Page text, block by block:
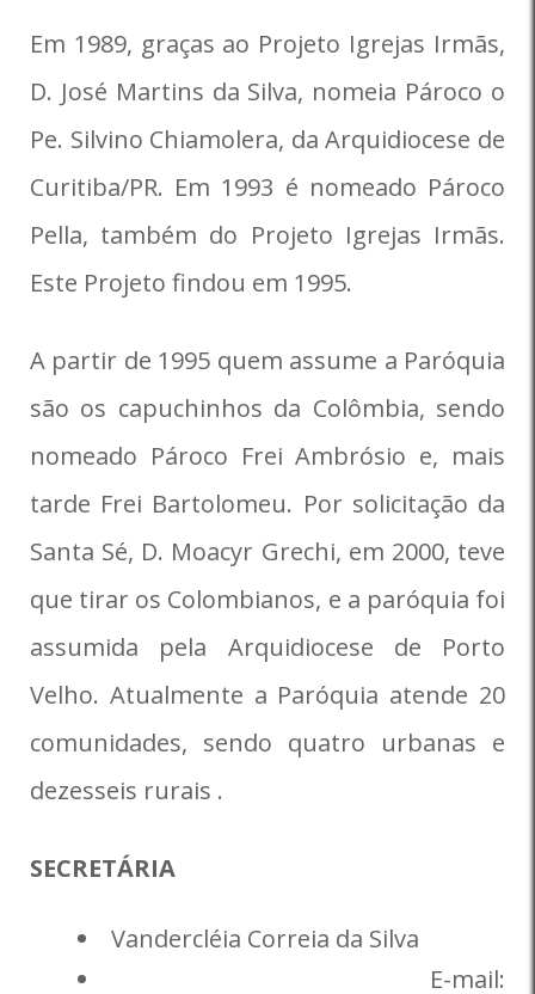
Em 1989, graças ao Projeto Igrejas Irmãs,
D. José Martins da Silva, nomeia Pároco o
Pe. Silvino Chiamolera, da Arquidiocese de
Curitiba/PR. Em 1993 é nomeado Pároco
Pella, também do Projeto Igrejas Irmãs.
Este Projeto findou em 1995.
A partir de 1995 quem assume a Paróquia
são os capuchinhos da Colômbia, sendo
nomeado Pároco Frei Ambrósio e, mais
tarde Frei Bartolomeu. Por solicitação da
Santa Sé, D. Moacyr Grechi, em 2000, teve
que tirar os Colombianos, e a paróquia foi
assumida pela Arquidiocese de Porto
Velho. Atualmente a Paróquia atende 20
comunidades, sendo quatro urbanas e
dezesseis rurais .
SECRETÁRIA
Vandercléia Correia da Silva
E-mail: